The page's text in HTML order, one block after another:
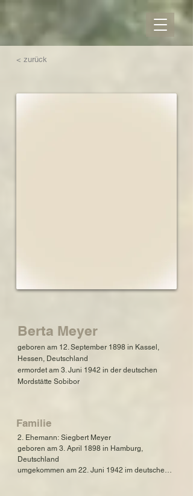
< zurück
Berta Meyer
geboren am 12. September 1898 in Kassel,
Hessen, Deutschland
ermordet am 3. Juni 1942 in der deutschen
Mordstätte Sobibor
Familie
2. Ehemann: Siegbert Meyer
geboren am 3. April 1898 in Hamburg,
Deutschland
umgekommen am 22. Juni 1942 im deutschen